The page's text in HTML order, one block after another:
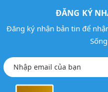
ĐĂNG KÝ
Đăng ký nhận bản tin để